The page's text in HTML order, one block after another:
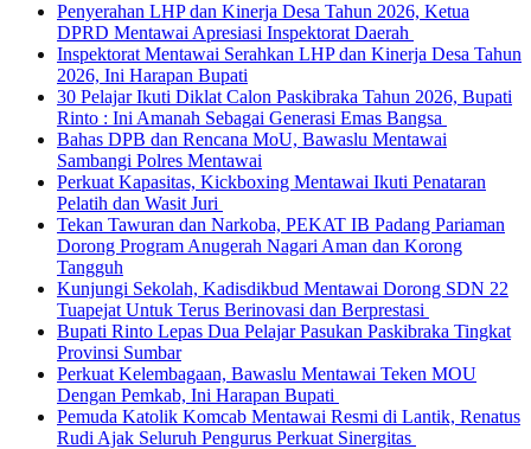
Penyerahan LHP dan Kinerja Desa Tahun 2026, Ketua
DPRD Mentawai Apresiasi Inspektorat Daerah
Inspektorat Mentawai Serahkan LHP dan Kinerja Desa Tahun
2026, Ini Harapan Bupati
30 Pelajar Ikuti Diklat Calon Paskibraka Tahun 2026, Bupati
Rinto : Ini Amanah Sebagai Generasi Emas Bangsa
Bahas DPB dan Rencana MoU, Bawaslu Mentawai
Sambangi Polres Mentawai
Perkuat Kapasitas, Kickboxing Mentawai Ikuti Penataran
Pelatih dan Wasit Juri
Tekan Tawuran dan Narkoba, PEKAT IB Padang Pariaman
Dorong Program Anugerah Nagari Aman dan Korong
Tangguh
Kunjungi Sekolah, Kadisdikbud Mentawai Dorong SDN 22
Tuapejat Untuk Terus Berinovasi dan Berprestasi
Bupati Rinto Lepas Dua Pelajar Pasukan Paskibraka Tingkat
Provinsi Sumbar
Perkuat Kelembagaan, Bawaslu Mentawai Teken MOU
Dengan Pemkab, Ini Harapan Bupati
Pemuda Katolik Komcab Mentawai Resmi di Lantik, Renatus
Rudi Ajak Seluruh Pengurus Perkuat Sinergitas